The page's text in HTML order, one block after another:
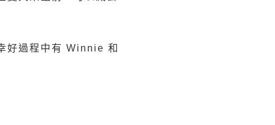
好過程中有 Winnie 和